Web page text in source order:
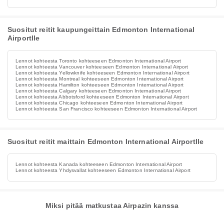
Suositut reitit kaupungeittain Edmonton International
Airportlle
Lennot kohteesta Toronto kohteeseen Edmonton International Airport
Lennot kohteesta Vancouver kohteeseen Edmonton International Airport
Lennot kohteesta Yellowknife kohteeseen Edmonton International Airport
Lennot kohteesta Montreal kohteeseen Edmonton International Airport
Lennot kohteesta Hamilton kohteeseen Edmonton International Airport
Lennot kohteesta Calgary kohteeseen Edmonton International Airport
Lennot kohteesta Abbotsford kohteeseen Edmonton International Airport
Lennot kohteesta Chicago kohteeseen Edmonton International Airport
Lennot kohteesta San Francisco kohteeseen Edmonton International Airport
Suositut reitit maittain Edmonton International Airportlle
Lennot kohteesta Kanada kohteeseen Edmonton International Airport
Lennot kohteesta Yhdysvallat kohteeseen Edmonton International Airport
Miksi pitää matkustaa Airpazin kanssa